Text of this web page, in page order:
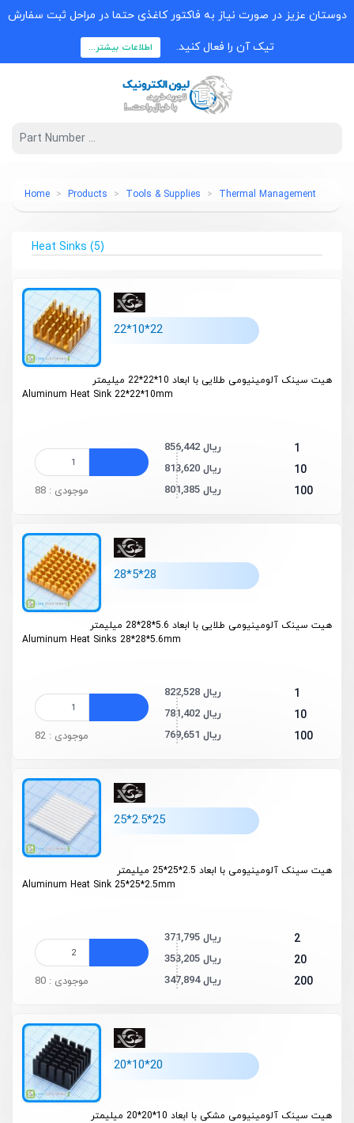
دوستان عزیز در صورت نیاز به فاکتور کاغذی حتما در مراحل ثبت سفارش
تیک آن را فعال کنید. اطلاعات بیشتر...
Home Products Tools & Supplies Thermal Management
Heat Sinks (5)
22*10*22
هیت سینک آلومینیومی طلایی با ابعاد 10*22*22 میلیمتر
Aluminum Heat Sink 22*22*10mm
1 856,442 ریال
10 813,620 ریال
100 801,385 ریال موجودی : 88
28*5*28
هیت سینک آلومینیومی طلایی با ابعاد 5.6*28*28 میلیمتر
Aluminum Heat Sinks 28*28*5.6mm
1 822,528 ریال
10 781,402 ریال
100 769,651 ریال موجودی : 82
25*2.5*25
هیت سینک آلومینیومی با ابعاد 2.5*25*25 میلیمتر
Aluminum Heat Sink 25*25*2.5mm
2 371,795 ریال
20 353,205 ریال
200 347,894 ریال موجودی : 80
20*10*20
هیت سینک آلومینیومی مشکی با ابعاد 10*20*20 میلیمتر